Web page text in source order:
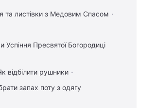
та листівки з Медовим Спасом
Успіння Пресвятої Богородиці
відбілити рушники
запах поту з одягу